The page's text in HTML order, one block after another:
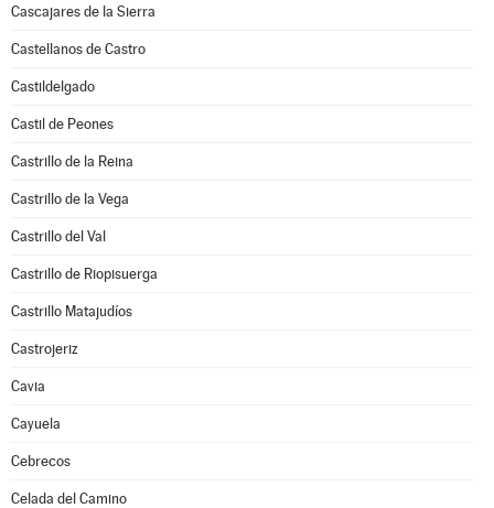
Cascajares de la Sierra
Castellanos de Castro
Castildelgado
Castil de Peones
Castrillo de la Reina
Castrillo de la Vega
Castrillo del Val
Castrillo de Riopisuerga
Castrillo Matajudíos
Castrojeriz
Cavia
Cayuela
Cebrecos
Celada del Camino